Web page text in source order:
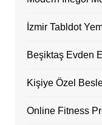
İzmir Tabldot
Beşiktaş Evden
Kişiye Özel
Online Fitness